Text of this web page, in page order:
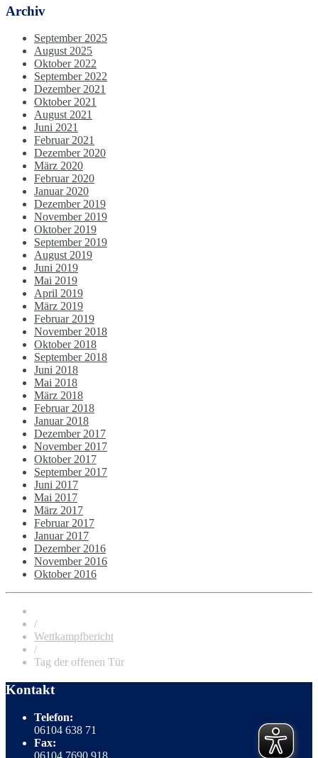
Archiv
September 2025
August 2025
Oktober 2022
September 2022
Dezember 2021
Oktober 2021
August 2021
Juni 2021
Februar 2021
Dezember 2020
März 2020
Februar 2020
Januar 2020
Dezember 2019
November 2019
Oktober 2019
September 2019
August 2019
Juni 2019
Mai 2019
April 2019
März 2019
Februar 2019
November 2018
Oktober 2018
September 2018
Juni 2018
Mai 2018
März 2018
Februar 2018
Januar 2018
Dezember 2017
November 2017
Oktober 2017
September 2017
Juni 2017
Mai 2017
März 2017
Februar 2017
Januar 2017
Dezember 2016
November 2016
Oktober 2016
/
Wettkampfbericht
/
Tag der offenen Tür
Kontakt
Telefon:
06104 638 71
Fax:
06104 7690 918